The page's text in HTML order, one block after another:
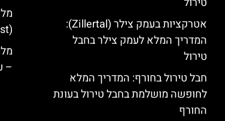
אטרקציות בעמק צילר (Zillertal):
המדריך המלא לעמק צילר בחבל
טירול
חבל טירול בחורף: המדריך המלא
לחופשה מושלמת בחבל טירול בעונת
החורף
(Imst)
–